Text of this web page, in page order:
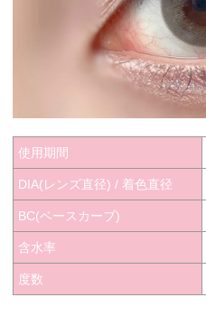
使用期間
DIA(レンズ直径) / 着色直径
BC(ベースカーブ)
含水率
度数